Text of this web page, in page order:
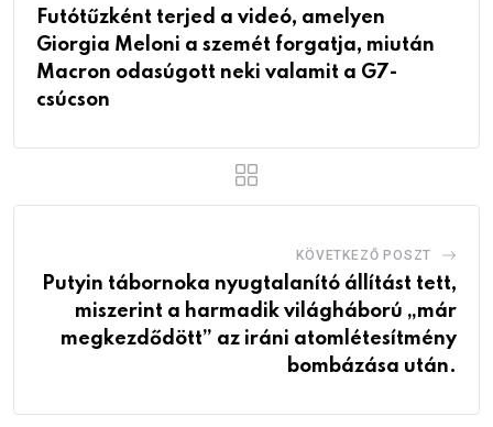
Futótűzként terjed a videó, amelyen
Giorgia Meloni a szemét forgatja, miután
Macron odasúgott neki valamit a G7-
csúcson
KÖVETKEZŐ POSZT
Putyin tábornoka nyugtalanító állítást tett,
miszerint a harmadik világháború „már
megkezdődött” az iráni atomlétesítmény
bombázása után.